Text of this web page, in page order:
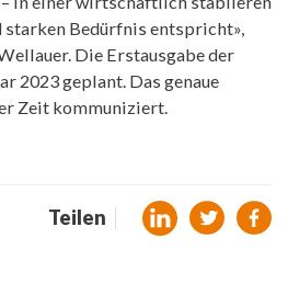
starken Bedürfnis entspricht»,
Die Erstausgabe der
2023 geplant. Das genaue
Zeit kommuniziert.
Teilen